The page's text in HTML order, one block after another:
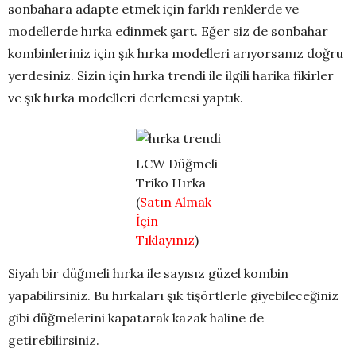
sonbahara adapte etmek için farklı renklerde ve
modellerde hırka edinmek şart. Eğer siz de sonbahar
kombinleriniz için şık hırka modelleri arıyorsanız doğru
yerdesiniz. Sizin için hırka trendi ile ilgili harika fikirler
ve şık hırka modelleri derlemesi yaptık.
LCW Düğmeli
Triko Hırka
(Satın Almak
İçin
Tıklayınız)
Siyah bir düğmeli hırka ile sayısız güzel kombin
yapabilirsiniz. Bu hırkaları şık tişörtlerle giyebileceğiniz
gibi düğmelerini kapatarak kazak haline de
getirebilirsiniz.